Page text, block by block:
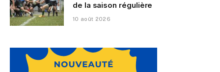
de la saison régulière
10 août 2026